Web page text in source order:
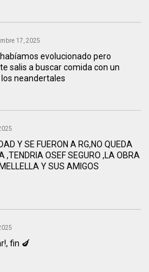
17, 2025
evolucionado pero
salis a buscar comida con un
neandertales
Y SE FUERON A RG,NO QUEDA
,TENDRIA OSEF SEGURO ,LA OBRA
Y SUS AMIGOS
fin 🍆